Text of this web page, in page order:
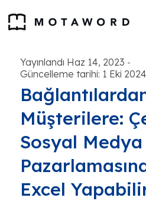
Yayınlandı Haz 14, 2023 -
Güncelleme tarihi: 1 Eki 2024
Müşterilere:
Sosyal Medya
Excel